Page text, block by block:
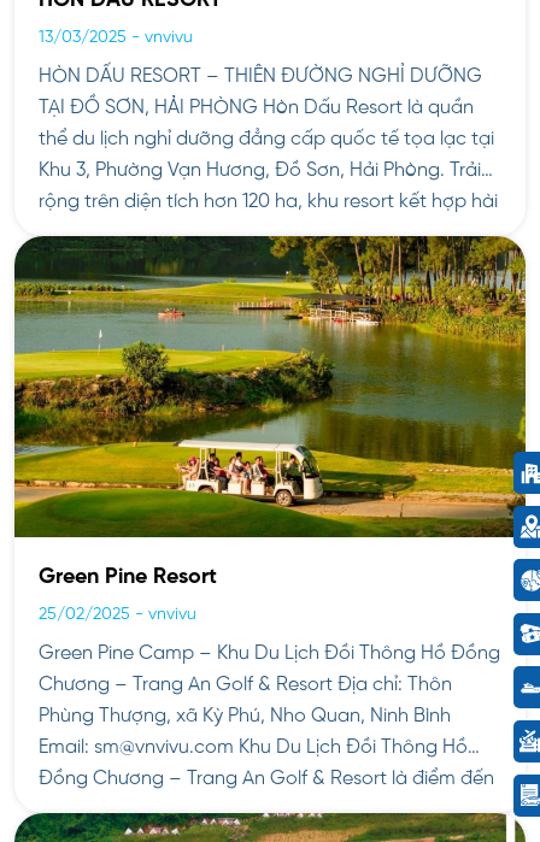
13/03/2025 - vnvivu
HÒN DẤU RESORT – THIÊN ĐƯỜNG NGHỈ DƯỠNG
TẠI ĐỒ SƠN, HẢI PHÒNG Hòn Dấu Resort là quần
thể du lịch nghỉ dưỡng đẳng cấp quốc tế tọa lạc tại
Khu 3, Phường Vạn Hương, Đồ Sơn, Hải Phòng. Trải
rộng trên diện tích hơn 120 ha, khu resort kết hợp hài
hòa giữa địa […]
Green Pine Resort
25/02/2025 - vnvivu
Green Pine Camp – Khu Du Lịch Đồi Thông Hồ Đồng
Chương – Trang An Golf & Resort Địa chỉ: Thôn
Phùng Thượng, xã Kỳ Phú, Nho Quan, Ninh Bình
Email: sm@vnvivu.com Khu Du Lịch Đồi Thông Hồ
Đồng Chương – Trang An Golf & Resort là điểm đến
lý tưởng cho những ai yêu […]